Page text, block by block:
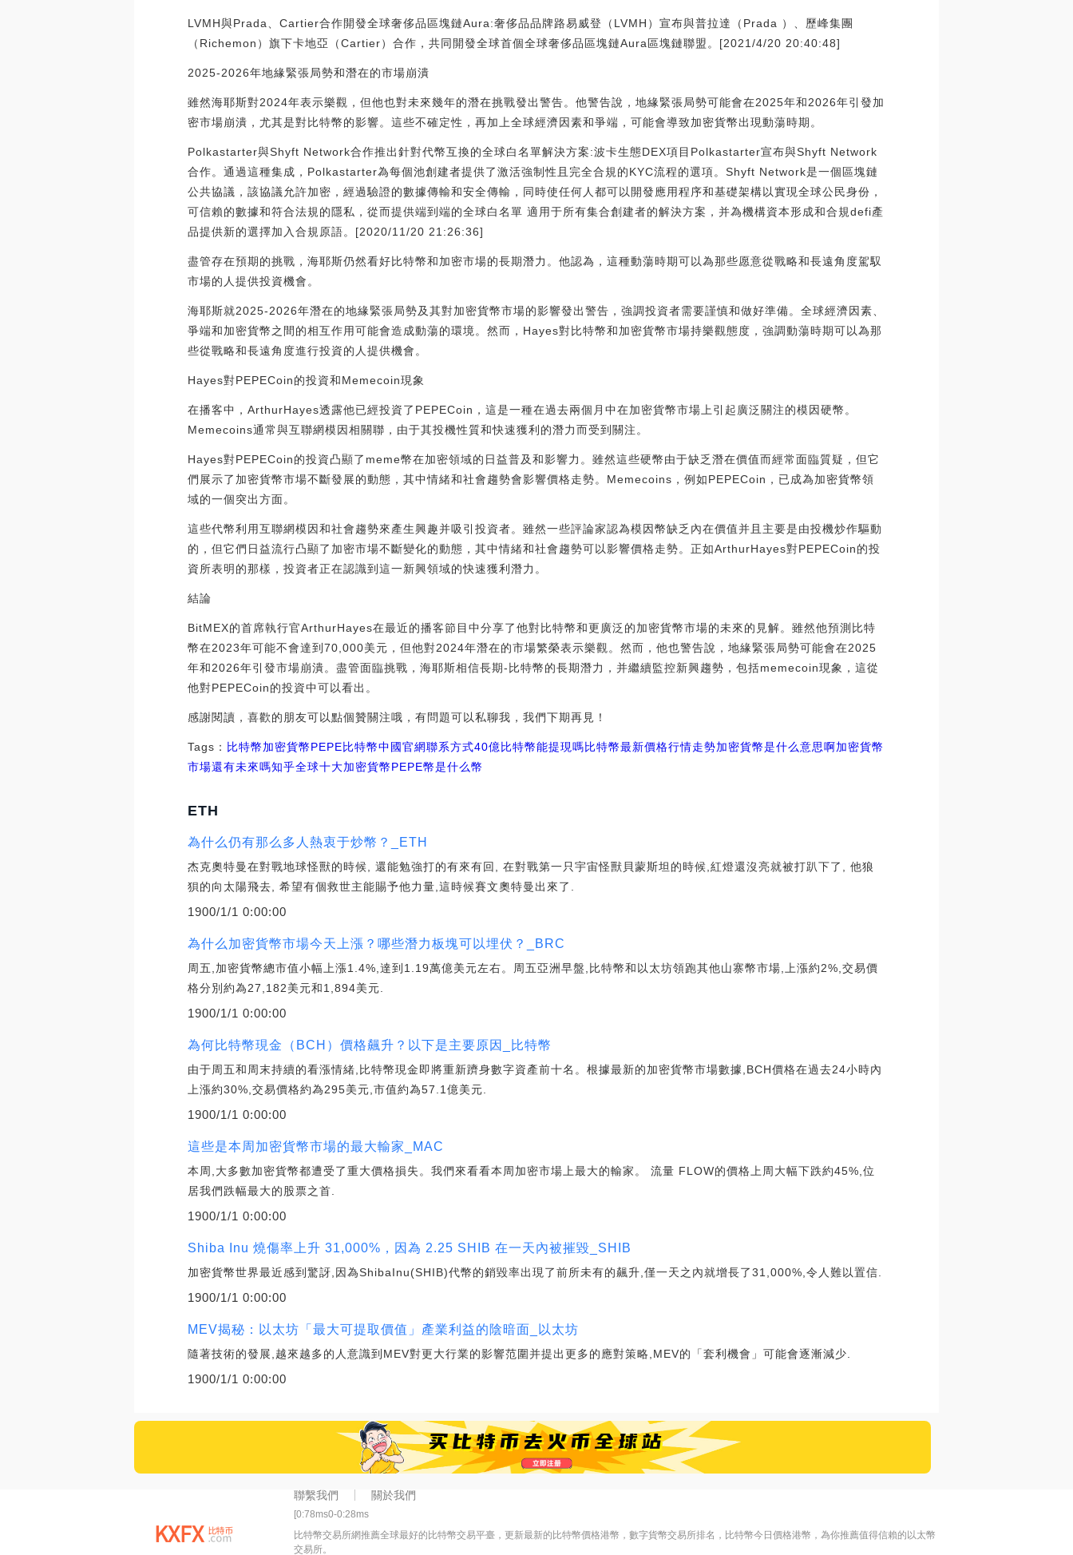
LVMH與Prada、Cartier合作開發全球奢侈品區塊鏈Aura:奢侈品品牌路易威登（LVMH）宣布與普拉達（Prada ）、歷峰集團
（Richemon）旗下卡地亞（Cartier）合作，共同開發全球首個全球奢侈品區塊鏈Aura區塊鏈聯盟。[2021/4/20 20:40:48]
2025-2026年地緣緊張局勢和潛在的市場崩潰
雖然海耶斯對2024年表示樂觀，但他也對未來幾年的潛在挑戰發出警告。他警告說，地緣緊張局勢可能會在2025年和2026年引發加
密市場崩潰，尤其是對比特幣的影響。這些不確定性，再加上全球經濟因素和爭端，可能會導致加密貨幣出現動蕩時期。
Polkastarter與Shyft Network合作推出針對代幣互換的全球白名單解決方案:波卡生態DEX項目Polkastarter宣布與Shyft Network
合作。通過這種集成，Polkastarter為每個池創建者提供了激活強制性且完全合規的KYC流程的選項。Shyft Network是一個區塊鏈
公共協議，該協議允許加密，經過驗證的數據傳輸和安全傳輸，同時使任何人都可以開發應用程序和基礎架構以實現全球公民身份，
可信賴的數據和符合法規的隱私，從而提供端到端的全球白名單 適用于所有集合創建者的解決方案，并為機構資本形成和合規defi產
品提供新的選擇加入合規原語。[2020/11/20 21:26:36]
盡管存在預期的挑戰，海耶斯仍然看好比特幣和加密市場的長期潛力。他認為，這種動蕩時期可以為那些愿意從戰略和長遠角度駕馭
市場的人提供投資機會。
海耶斯就2025-2026年潛在的地緣緊張局勢及其對加密貨幣市場的影響發出警告，強調投資者需要謹慎和做好準備。全球經濟因素、
爭端和加密貨幣之間的相互作用可能會造成動蕩的環境。然而，Hayes對比特幣和加密貨幣市場持樂觀態度，強調動蕩時期可以為那
些從戰略和長遠角度進行投資的人提供機會。
Hayes對PEPECoin的投資和Memecoin現象
在播客中，ArthurHayes透露他已經投資了PEPECoin，這是一種在過去兩個月中在加密貨幣市場上引起廣泛關注的模因硬幣。
Memecoins通常與互聯網模因相關聯，由于其投機性質和快速獲利的潛力而受到關注。
Hayes對PEPECoin的投資凸顯了meme幣在加密領域的日益普及和影響力。雖然這些硬幣由于缺乏潛在價值而經常面臨質疑，但它
們展示了加密貨幣市場不斷發展的動態，其中情緒和社會趨勢會影響價格走勢。Memecoins，例如PEPECoin，已成為加密貨幣領
域的一個突出方面。
這些代幣利用互聯網模因和社會趨勢來產生興趣并吸引投資者。雖然一些評論家認為模因幣缺乏內在價值并且主要是由投機炒作驅動
的，但它們日益流行凸顯了加密市場不斷變化的動態，其中情緒和社會趨勢可以影響價格走勢。正如ArthurHayes對PEPECoin的投
資所表明的那樣，投資者正在認識到這一新興領域的快速獲利潛力。
結論
BitMEX的首席執行官ArthurHayes在最近的播客節目中分享了他對比特幣和更廣泛的加密貨幣市場的未來的見解。雖然他預測比特
幣在2023年可能不會達到70,000美元，但他對2024年潛在的市場繁榮表示樂觀。然而，他也警告說，地緣緊張局勢可能會在2025
年和2026年引發市場崩潰。盡管面臨挑戰，海耶斯相信長期-比特幣的長期潛力，并繼續監控新興趨勢，包括memecoin現象，這從
他對PEPECoin的投資中可以看出。
感謝閱讀，喜歡的朋友可以點個贊關注哦，有問題可以私聊我，我們下期再見！
Tags： 比特幣加密貨幣PEPE比特幣中國官網聯系方式40億比特幣能提現嗎比特幣最新價格行情走勢加密貨幣是什么意思啊加密貨幣
市場還有未來嗎知乎全球十大加密貨幣PEPE幣是什么幣
ETH
為什么仍有那么多人熱衷于炒幣？_ETH
杰克奧特曼在對戰地球怪獸的時候, 還能勉強打的有來有回, 在對戰第一只宇宙怪獸貝蒙斯坦的時候,紅燈還沒亮就被打趴下了, 他狼
狽的向太陽飛去, 希望有個救世主能賜予他力量,這時候賽文奧特曼出來了.
1900/1/1 0:00:00
為什么加密貨幣市場今天上漲？哪些潛力板塊可以埋伏？_BRC
周五,加密貨幣總市值小幅上漲1.4%,達到1.19萬億美元左右。周五亞洲早盤,比特幣和以太坊領跑其他山寨幣市場,上漲約2%,交易價
格分別約為27,182美元和1,894美元.
1900/1/1 0:00:00
為何比特幣現金（BCH）價格飆升？以下是主要原因_比特幣
由于周五和周末持續的看漲情緒,比特幣現金即將重新躋身數字資產前十名。根據最新的加密貨幣市場數據,BCH價格在過去24小時內
上漲約30%,交易價格約為295美元,市值約為57.1億美元.
1900/1/1 0:00:00
這些是本周加密貨幣市場的最大輸家_MAC
本周,大多數加密貨幣都遭受了重大價格損失。我們來看看本周加密市場上最大的輸家。 流量 FLOW的價格上周大幅下跌約45%,位
居我們跌幅最大的股票之首.
1900/1/1 0:00:00
Shiba Inu 燒傷率上升 31,000%，因為 2.25 SHIB 在一天內被摧毀_SHIB
加密貨幣世界最近感到驚訝,因為ShibaInu(SHIB)代幣的銷毀率出現了前所未有的飆升,僅一天之內就增長了31,000%,令人難以置信.
1900/1/1 0:00:00
MEV揭秘：以太坊「最大可提取價值」產業利益的陰暗面_以太坊
隨著技術的發展,越來越多的人意識到MEV對更大行業的影響范圍并提出更多的應對策略,MEV的「套利機會」可能會逐漸減少.
1900/1/1 0:00:00
聯繫我們 關於我們
[0:78ms0-0:28ms
比特幣交易所網推薦全球最好的比特幣交易平臺，更新最新的比特幣價格港幣，數字貨幣交易所排名，比特幣今日價格港幣，為你推薦值得信賴的以太幣
交易所。